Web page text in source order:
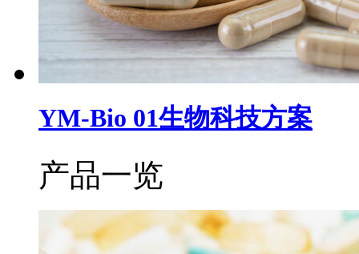
YM-Bio 01生物科技方案
产品一览